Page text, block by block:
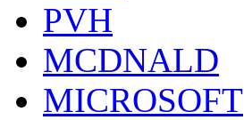
PVH
MCDNALD
MICROSOFT